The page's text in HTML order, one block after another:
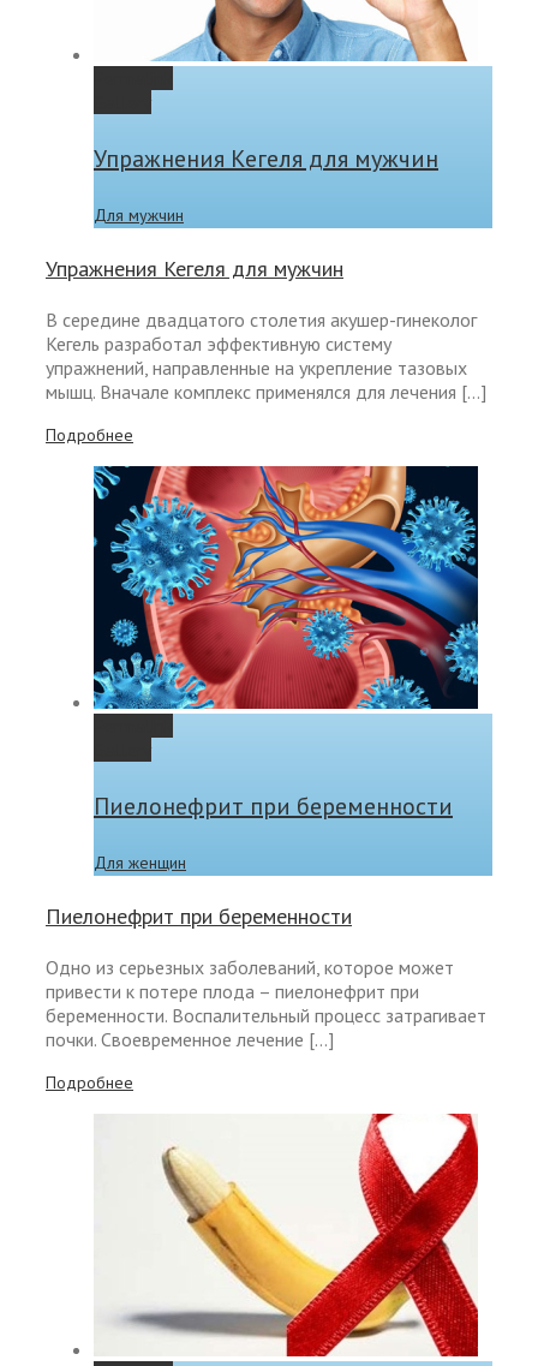
Упражнения Кегеля для мужчин
Для мужчин
Упражнения Кегеля для мужчин
В середине двадцатого столетия акушер-гинеколог
Кегель разработал эффективную систему
упражнений, направленные на укрепление тазовых
мышц. Вначале комплекс применялся для лечения […]
Подробнее
Пиелонефрит при беременности
Для женщин
Пиелонефрит при беременности
Одно из серьезных заболеваний, которое может
привести к потере плода – пиелонефрит при
беременности. Воспалительный процесс затрагивает
почки. Своевременное лечение […]
Подробнее